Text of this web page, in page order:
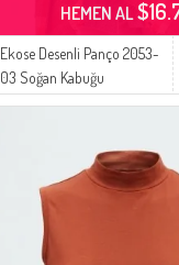
Ekose Desenli Panço 2053-
03 Soğan Kabuğu
HEMEN AL